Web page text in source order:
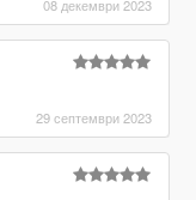
08 декември 2023
29 септември 2023